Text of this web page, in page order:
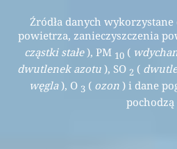
Źródła danych
powietrza, zanieczyszczenia
cząstki stałe), PM 10(
dwutlenek azotu ), SO 2 (
węgla), O 3 ( ozon ) i dane
pochodzą